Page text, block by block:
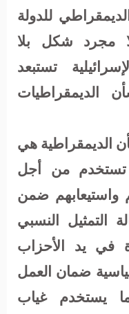
الديمقراطي للدولة
مجرد شكل
بلا
الإسرائيلية
تستبعد
الديمقراطيات
الديمقراطية هي
تستخدم من
أجل
واستيعابهم ضمن
التمثيل
النسبي
في يد
الأحزاب
ضمان العمل
يستخدم
غياب